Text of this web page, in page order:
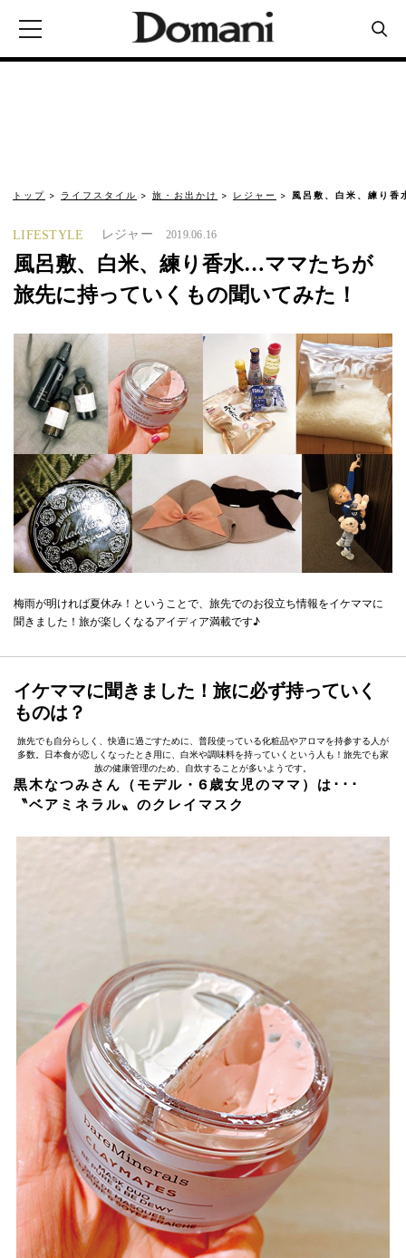
トップ ライフスタイル 旅・お出かけ レジャー 風呂敷、白米、練り
LIFESTYLE レジャー 2019.06.16
風呂敷、白米、練り香水…ママたちが
旅先に持っていくもの聞いてみた！
梅雨が明ければ夏休み！ということで、旅先でのお役立ち情報をイケママに
聞きました！旅が楽しくなるアイディア満載です♪
イケママに聞きました！旅に必ず持っていく
ものは？
旅先でも自分らしく、快適に過ごすために、普段使っている化粧品やアロマを持参する人が
多数。日本食が恋しくなったとき用に、白米や調味料を持っていくという人も！旅先でも家
族の健康管理のため、自炊することが多いようです。
黒木なつみさん（モデル・6歳女児のママ）は･･･
〝ベアミネラル〟のクレイマスク